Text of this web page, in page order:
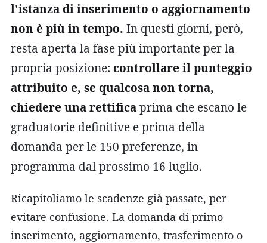
l'istanza di inserimento o aggiornamento
non è più in tempo. In questi giorni, però,
resta aperta la fase più importante per la
propria posizione: controllare il punteggio
attribuito e, se qualcosa non torna,
chiedere una rettificaprima che escano le
graduatorie definitive e prima della
domanda per le 150 preferenze, in
programma dal prossimo 16 luglio.
Ricapitoliamo le scadenze già passate, per
evitare confusione. La domanda di primo
inserimento, aggiornamento, trasferimento o